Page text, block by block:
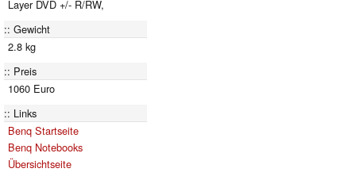
Layer DVD +/- R/RW,
Gewicht
2.8 kg
Preis
1060 Euro
Links
Benq Startseite
Benq Notebooks
Übersichtseite